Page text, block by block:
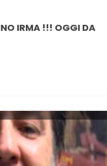
IRMA !!! OGGI DA